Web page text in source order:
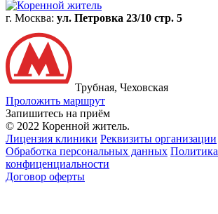
г. Москва: ул. Петровка 23/10 стр. 5
Трубная, Чеховская
Проложить маршрут
Запишитесь на приём
© 2022 Коренной житель.
Лицензия клиники Реквизиты организации
Обработка персональных данных Политика
конфиценциальности
Договор оферты